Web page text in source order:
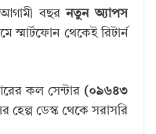
আগামী বছরনতুন অ্যাপস
স্মার্টফোন থেকেই রিটার্ন
কল সেন্টার (০৯৬৪৩
হেল্প ডেস্ক থেকে সরাসরি